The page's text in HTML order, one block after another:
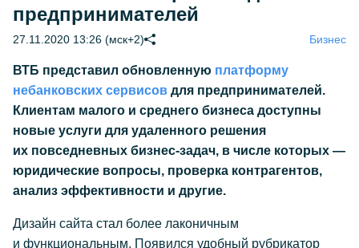
предпринимателей
27.11.2020 13:26 (мск+2) Бизнес
ВТБ представил обновленную платформу
небанковских сервисов для предпринимателей.
Клиентам малого и среднего бизнеса доступны
новые услуги для удаленного решения
их повседневных бизнес-задач, в числе которых —
юридические вопросы, проверка контрагентов,
анализ эффективности и другие.
Дизайн сайта стал более лаконичным
и функциональным. Появился удобный рубрикатор